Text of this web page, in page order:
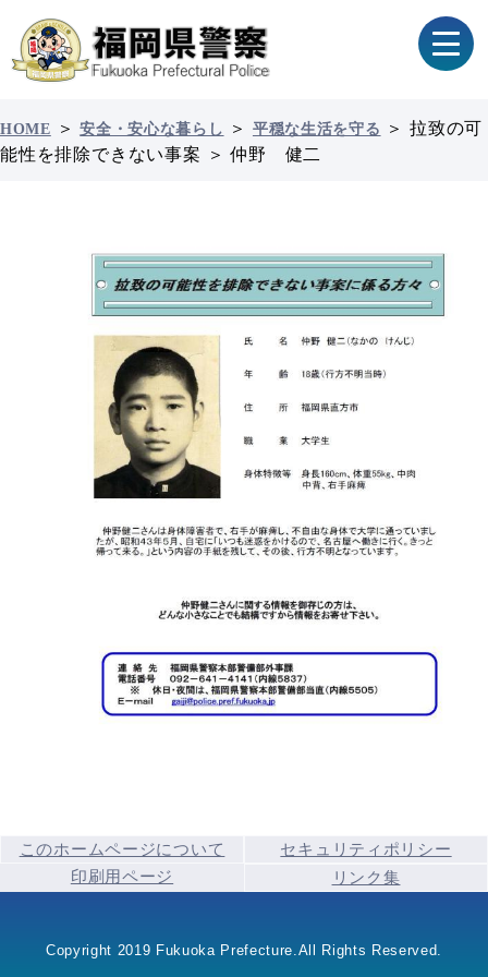
HOME ＞安全・安心な暮らし ＞ 平穏な生活を守る ＞ 拉致の可
能性を排除できない事案
＞仲野 健二
このホームページについて
セキュリティポリシー
印刷用ページ
リンク集
Copyright 2019 Fukuoka Prefecture.All Rights Reserved.